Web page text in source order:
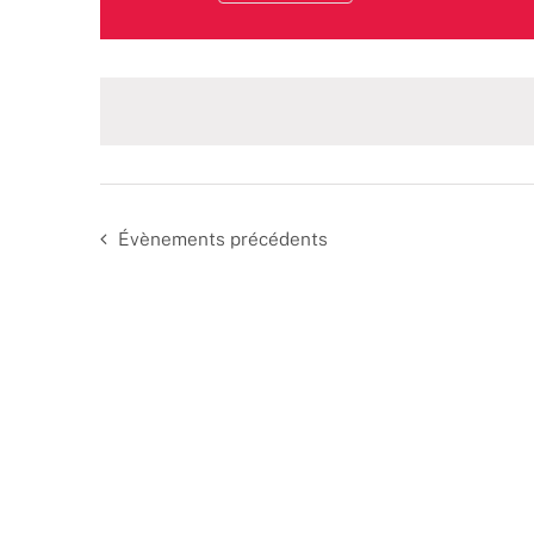
une
Évènements précédents